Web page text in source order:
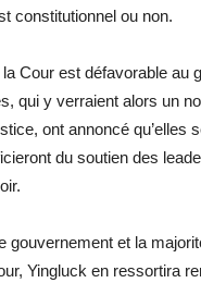
constitutionnel ou non.
Cour est défavorable au
qui y verraient alors un
ont annoncé qu’elles
du soutien des
gouvernement et la
Yingluck en ressortira